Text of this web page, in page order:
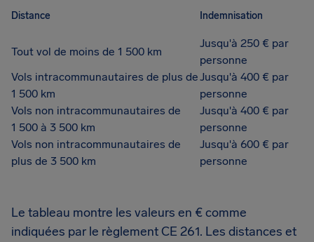
Distance Indemnisation
Tout vol de moins de 1 500 km
Jusqu'à 250 € par
personne
Vols intracommunautaires de plus de
1 500 km
Jusqu'à 400 € par
personne
Vols non intracommunautaires de
1 500 à 3 500 km
Jusqu'à 400 € par
personne
Vols non intracommunautaires de
plus de 3 500 km
Jusqu'à 600 € par
personne
Le tableau montre les valeurs en € comme
indiquées par le règlement CE 261. Les distances et